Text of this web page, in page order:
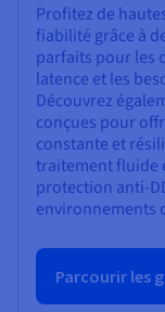
Profitez de
fiabilité grâce à
parfaits pour les
latence et les
Découvrez
conçues pour
constante et
traitement fluide
protection anti-
environnements
Parcourir les